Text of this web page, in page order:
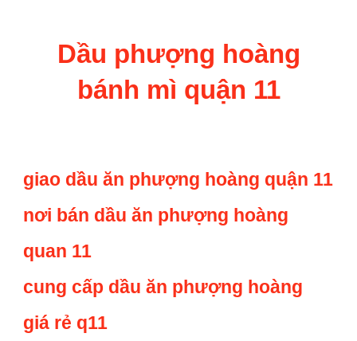
Dầu phượng hoàng
bánh mì quận 11
giao dầu ăn phượng hoàng quận 11
nơi bán dầu ăn phượng hoàng
quan 11
cung cấp dầu ăn phượng hoàng
giá rẻ q11